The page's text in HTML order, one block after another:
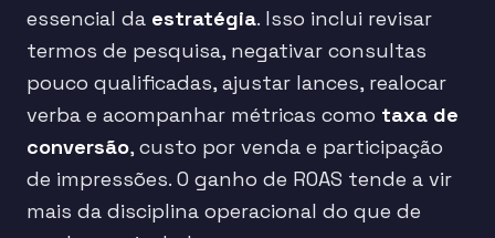
essencial da estratégia. Isso inclui revisar
termos de pesquisa, negativar consultas
pouco qualificadas, ajustar lances, realocar
verba e acompanhar métricas como taxa de
conversão, custo por venda e participação
de impressões. O ganho de ROAS tende a vir
mais da disciplina operacional do que de